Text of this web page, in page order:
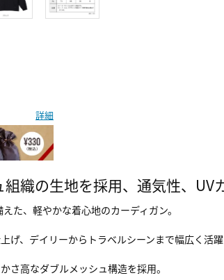
詳細
織の生地を採用、通気性、
た、軽やかな着心地のカーディガン。
げ、デイリーからトラベルシーンまで幅広く活躍
さ高なダブルメッシュ構造を採用。